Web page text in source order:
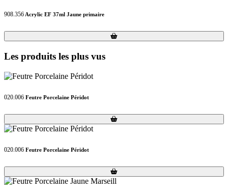
908.356 Acrylic EF 37ml Jaune primaire
Loading...
Loading...
Les produits les plus vus
020.006 Feutre Porcelaine Péridot
Loading...
Loading...
020.006 Feutre Porcelaine Péridot
Loading...
Loading...